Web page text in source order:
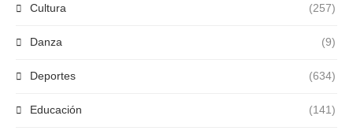
Cultura (257)
Danza (9)
Deportes (634)
Educación (141)